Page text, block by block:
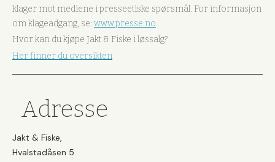
klager mot mediene i presseetiske spørsmål. For informasjon
om klageadgang, se: www.presse.no
Hvor kan du kjøpe Jakt & Fiske i løssalg?
Her finner du oversikten
Adresse
Jakt & Fiske,
Hvalstadåsen 5